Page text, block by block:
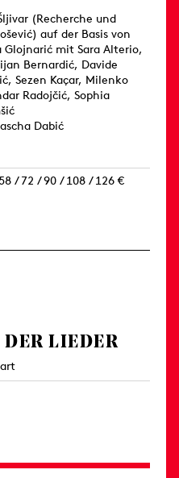
(Recherche und
auf der Basis von
Glojnarić mit Sara Alterio,
Bernardić, Davide
Sezen Kaçar, Milenko
Radojčić, Sophia
Dabić
/ 72 / 90 / 108 / 126 €
LIEDER